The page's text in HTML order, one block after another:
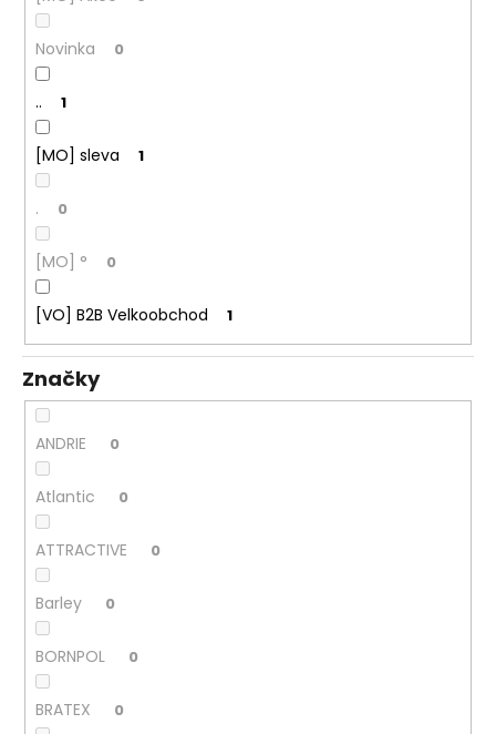
Novinka 0
.. 1
[MO] sleva 1
. 0
[MO] ° 0
[VO] B2B Velkoobchod 1
Značky
ANDRIE 0
Atlantic 0
ATTRACTIVE 0
Barley 0
BORNPOL 0
BRATEX 0
u
m